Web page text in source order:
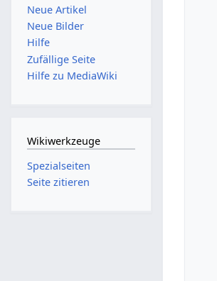
Neue Artikel
Neue Bilder
Hilfe
Zufällige Seite
Hilfe zu MediaWiki
Wikiwerkzeuge
Spezialseiten
Seite zitieren